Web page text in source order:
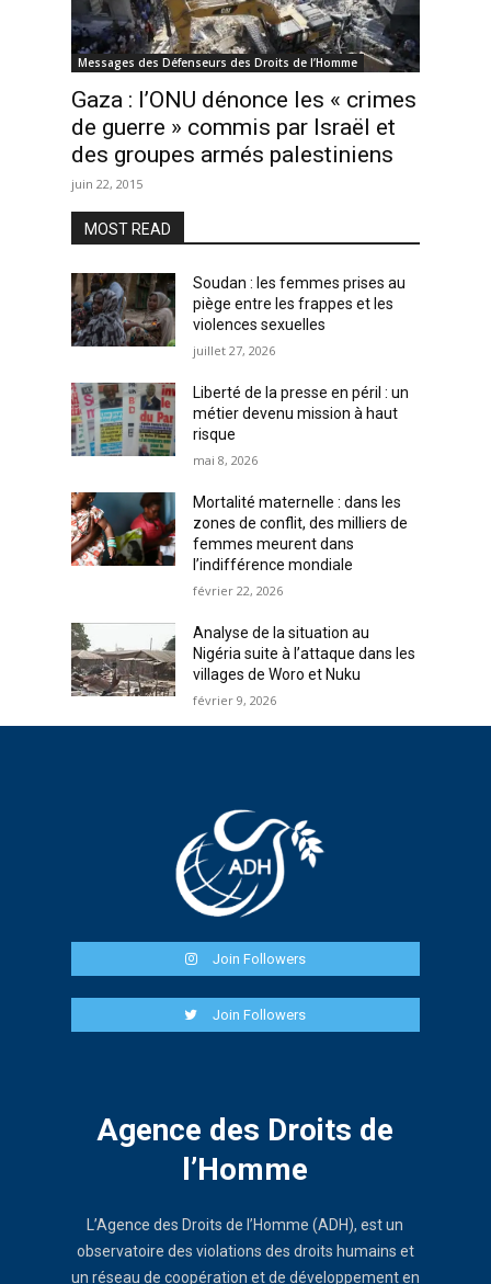
Messages des Défenseurs des Droits de l’Homme
Gaza : l’ONU dénonce les « crimes
de guerre » commis par Israël et
des groupes armés palestiniens
juin 22, 2015
MOST READ
Soudan : les femmes prises au
piège entre les frappes et les
violences sexuelles
juillet 27, 2026
Liberté de la presse en péril : un
métier devenu mission à haut
risque
mai 8, 2026
Mortalité maternelle : dans les
zones de conflit, des milliers de
femmes meurent dans
l’indifférence mondiale
février 22, 2026
Analyse de la situation au
Nigéria suite à l’attaque dans les
villages de Woro et Nuku
février 9, 2026
Join Followers
Join Followers
Agence des Droits de
l’Homme
L’Agence des Droits de l’Homme (ADH), est un
observatoire des violations des droits humains et
un réseau de coopération et de développement en